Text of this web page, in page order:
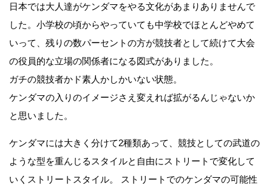
日本では大人達がケンダマをやる文化があまりありませんで
した。小学校の頃からやっていても中学校でほとんどやめて
いって、残りの数パーセントの方が競技者として続けて大会
の役員的な立場の関係者になる図式がありました。
ガチの競技者かド素人かしかいない状態。
ケンダマの入りのイメージさえ変えれば拡がるんじゃないか
と思いました。
ケンダマには大きく分けて2種類あって、競技としての武道の
ような型を重んじるスタイルと自由にストリートで変化して
いくストリートスタイル。 ストリートでのケンダマの可能性